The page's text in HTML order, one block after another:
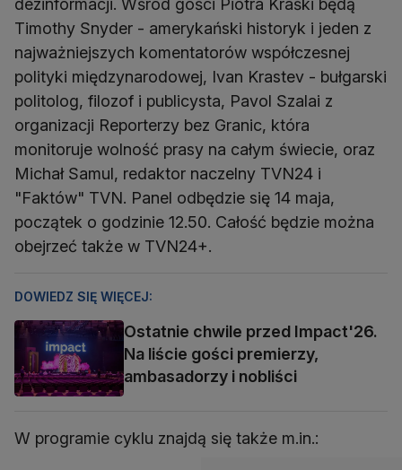
dezinformacji. Wśród gości Piotra Kraśki będą
Timothy Snyder - amerykański historyk i jeden z
najważniejszych komentatorów współczesnej
polityki międzynarodowej, Ivan Krastev - bułgarski
politolog, filozof i publicysta, Pavol Szalai z
organizacji Reporterzy bez Granic, która
monitoruje wolność prasy na całym świecie, oraz
Michał Samul, redaktor naczelny TVN24 i
"Faktów" TVN. Panel odbędzie się 14 maja,
początek o godzinie 12.50. Całość będzie można
obejrzeć także w TVN24+.
DOWIEDZ SIĘ WIĘCEJ:
Ostatnie chwile przed Impact'26.
Na liście gości premierzy,
ambasadorzy i nobliści
W programie cyklu znajdą się także m.in.: